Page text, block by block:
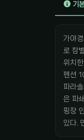
기
가야
로 참
위치
펜션
파라
은 파
핑장
있다.